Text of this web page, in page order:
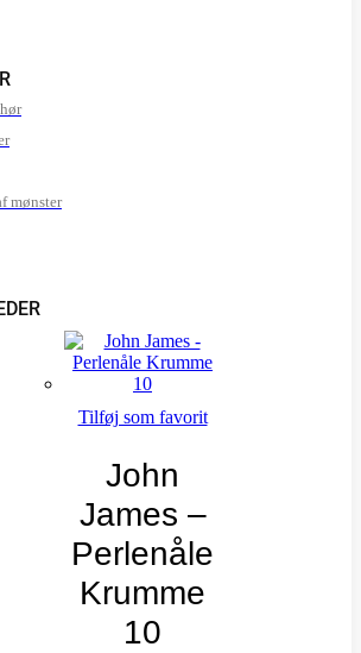
mønster
Tilføj som favorit
John
James –
Perlenåle
Krumme
10